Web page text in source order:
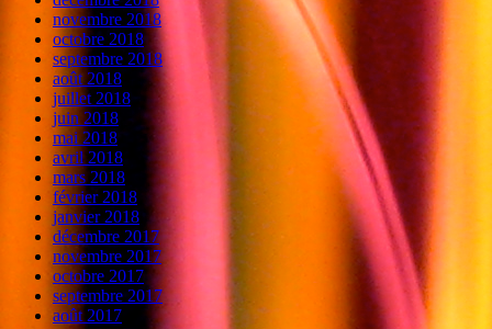
novembre 2018
octobre 2018
septembre 2018
août 2018
juillet 2018
juin 2018
mai 2018
avril 2018
mars 2018
février 2018
janvier 2018
décembre 2017
novembre 2017
octobre 2017
septembre 2017
août 2017